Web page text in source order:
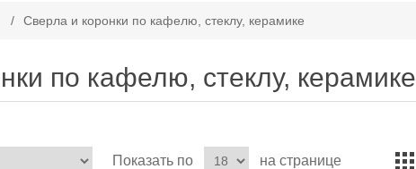
/ Сверла и коронки по кафелю, стеклу, керамике
по кафелю, стеклу, керамике
Показать по на странице